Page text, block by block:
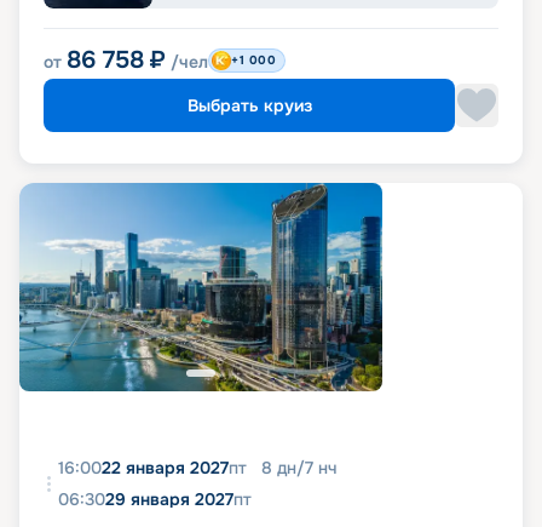
от 86 758 ₽ /чел +1 000
Выбрать круиз
16:0022 января 2027пт 8 дн/7 нч
06:3029 января 2027пт